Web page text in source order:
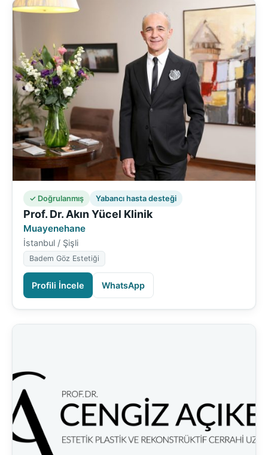
✓ Doğrulanmış Yabancı hasta desteği
Prof. Dr. Akın Yücel Klinik
Muayenehane
İstanbul / Şişli
Badem Göz Estetiği
Profili İncele WhatsApp